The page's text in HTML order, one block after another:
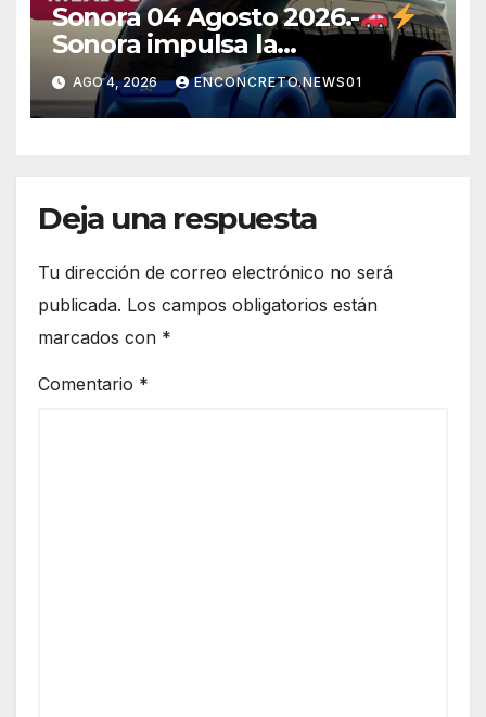
Sonora 04 Agosto 2026.-
Sonora impulsa la
electromovilidad con
«Beyond», un vehículo
eléctrico desarrollado junto al
AGO 4, 2026 ENCONCRETO.NEWS01
Deja una respuesta
Tu dirección de correo electrónico no será
publicada. Los campos obligatorios están
marcados con *
Comentario *